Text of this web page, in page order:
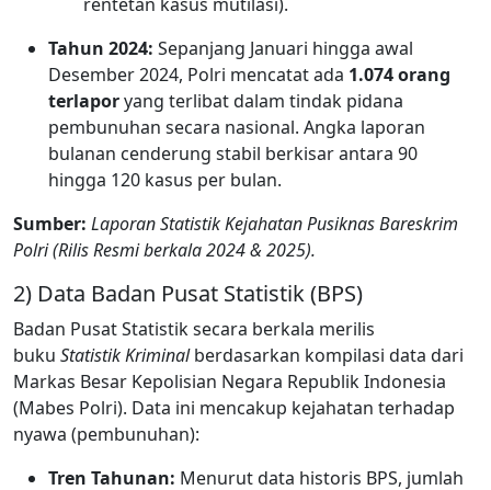
Tahun 2024: Sepanjang Januari hingga awal
Desember 2024, Polri mencatat ada 1.074 orang
terlaporyang terlibat dalam tindak pidana
pembunuhan secara nasional. Angka laporan
bulanan cenderung stabil berkisar antara 90
hingga 120 kasus per bulan.
Sumber: Laporan Statistik Kejahatan Pusiknas Bareskrim
Polri (Rilis Resmi berkala 2024 & 2025).
2) Data Badan Pusat Statistik (BPS)
Badan Pusat Statistik secara berkala merilis
buku Statistik Kriminalberdasarkan kompilasi data dari
Markas Besar Kepolisian Negara Republik Indonesia
(Mabes Polri). Data ini mencakup kejahatan terhadap
nyawa (pembunuhan):
Tren Tahunan: Menurut data historis BPS, jumlah